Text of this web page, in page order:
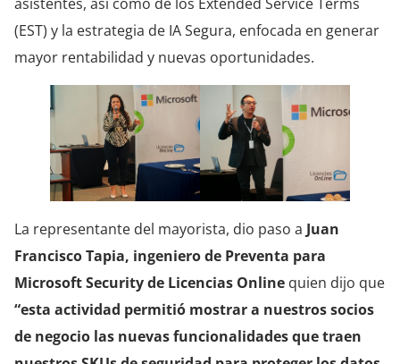
(EST) y la estrategia de IA Segura, enfocada en generar
mayor rentabilidad y nuevas oportunidades.
La representante del mayorista, dio paso a Juan
Francisco Tapia, ingeniero de Preventa para
Microsoft Security de Licencias Online quien dijo que
“esta actividad permitió mostrar a nuestros socios
de negocio las nuevas funcionalidades que traen